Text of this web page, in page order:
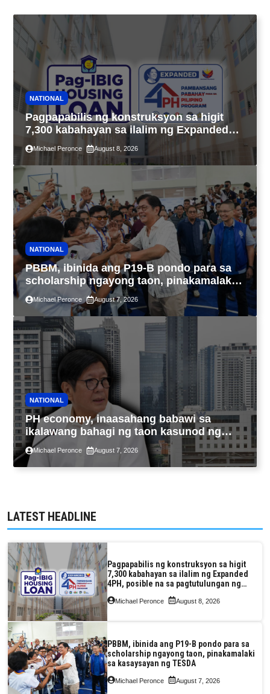
NATIONAL
Pagpapabilis ng konstruksyon sa higit
7,300 kabahayan sa ilalim ng Expanded
4PH, posible na sa pagtutulungan ng Pag-
IBIG at P.A. Alvarez
Michael Peronce August 8, 2026
NATIONAL
PBBM, ibinida ang P19-B pondo para sa
scholarship ngayong taon, pinakamalaki
sa kasaysayan ng TESDA
Michael Peronce August 7, 2026
NATIONAL
PH economy, inaasahang babawi sa
ikalawang bahagi ng taon kasunod ng
2.3% GDP dulot ng Middle East war,
pagkaantala ng public construction
Michael Peronce August 7, 2026
LATEST HEADLINE
Pagpapabilis ng konstruksyon sa higit
7,300 kabahayan sa ilalim ng Expanded
4PH, posible na sa pagtutulungan ng
Pag-IBIG at P.A. Alvarez
Michael Peronce August 8, 2026
PBBM, ibinida ang P19-B pondo para sa
scholarship ngayong taon, pinakamalaki
sa kasaysayan ng TESDA
Michael Peronce August 7, 2026